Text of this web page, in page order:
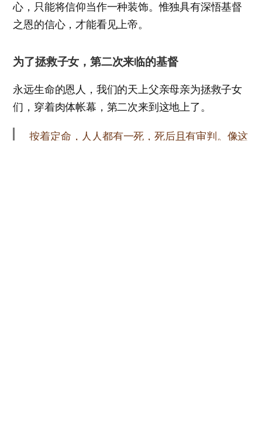
心，只能将信仰当作一种装饰。惟独具有深悟基督
之恩的信心，才能看见上帝。
为了拯救子女，第二次来临的基督
永远生命的恩人，我们的天上父亲母亲为拯救子女
们，穿着肉体帐幕，第二次来到这地上了。
按着定命，人人都有一死，死后且有审判。像这